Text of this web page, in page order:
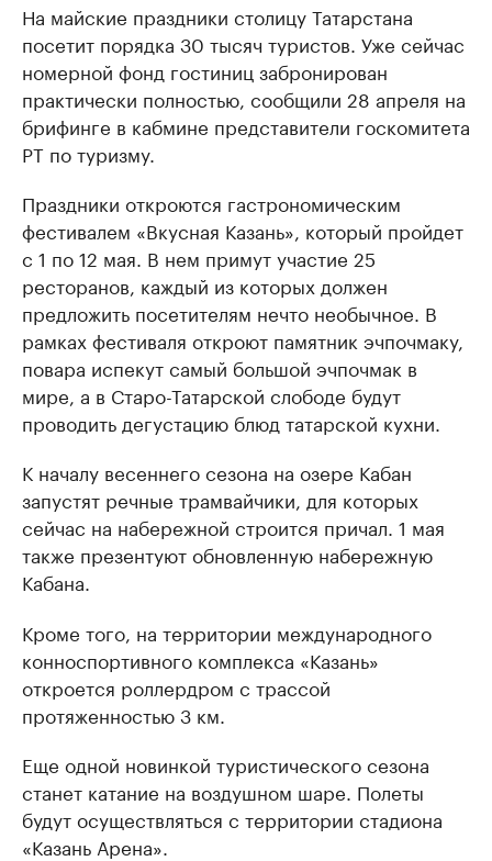
На майские праздники столицу Татарстана
посетит порядка 30 тысяч туристов. Уже сейчас
номерной фонд гостиниц забронирован
практически полностью, сообщили 28 апреля на
брифинге в кабмине представители госкомитета
РТ по туризму.
Праздники откроются гастрономическим
фестивалем «Вкусная Казань», который пройдет
с 1 по 12 мая. В нем примут участие 25
ресторанов, каждый из которых должен
предложить посетителям нечто необычное. В
рамках фестиваля откроют памятник эчпочмаку,
повара испекут самый большой эчпочмак в
мире, а в Старо-Татарской слободе будут
проводить дегустацию блюд татарской кухни.
К началу весеннего сезона на озере Кабан
запустят речные трамвайчики, для которых
сейчас на набережной строится причал. 1 мая
также презентуют обновленную набережную
Кабана.
Кроме того, на территории международного
конноспортивного комплекса «Казань»
откроется роллердром с трассой
протяженностью 3 км.
Еще одной новинкой туристического сезона
станет катание на воздушном шаре. Полеты
будут осуществляться с территории стадиона
«Казань Арена».